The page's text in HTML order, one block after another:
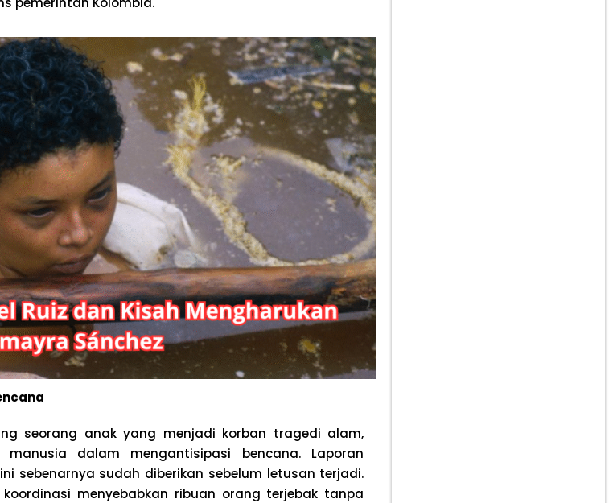
seorang anak yang menjadi korban tragedi alam,
dalam mengantisipasi bencana. Laporan
sebenarnya sudah diberikan sebelum letusan terjadi.
menyebabkan ribuan orang terjebak tanpa